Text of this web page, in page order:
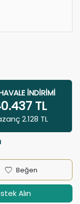
İNDIRIMI
TL
2.128 TL
Beğen
Alın